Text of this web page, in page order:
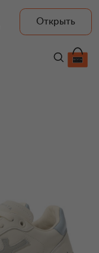
Открыть
29 200 ₽